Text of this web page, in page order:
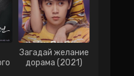
Загадай желание
дорама (2021)